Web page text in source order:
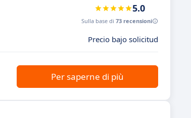
5.0
Sulla base di 73 recensioni
Precio bajo solicitud
Per saperne di più